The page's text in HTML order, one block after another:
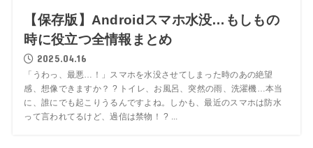
【保存版】Androidスマホ水没…もしもの
時に役立つ全情報まとめ
2025.04.16
「うわっ、最悪…！」スマホを水没させてしまった時のあの絶望
感、想像できますか？ ? トイレ、お風呂、突然の雨、洗濯機…本当
に、誰にでも起こりうるんですよね。しかも、最近のスマホは防水
って言われてるけど、過信は禁物！ ? ...